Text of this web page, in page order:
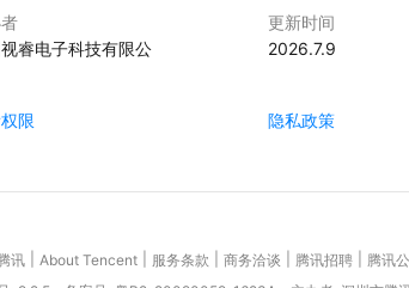
睿电子科技有限公
更新时间
2026.7.9
限 隐私政策
讯 About Tencent 服务条款 商务洽谈 腾讯招聘 腾讯